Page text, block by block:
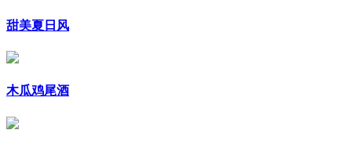
甜美夏日风
木瓜鸡尾酒